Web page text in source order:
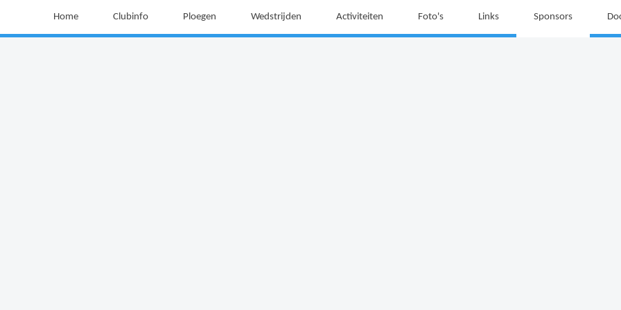
Home Clubinfo Ploegen Wedstrijden Activiteiten Foto's Links Sponsors